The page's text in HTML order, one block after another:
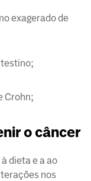
exagerado de
Crohn;
o câncer
dieta e a ao
nos